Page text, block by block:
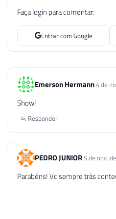
Faça login para comentar:
Entrar com Google
Emerson Hermann4 de
Show!
Responder
PEDRO JUNIOR 5 de nov.
Parabéns! Vc sempre trás